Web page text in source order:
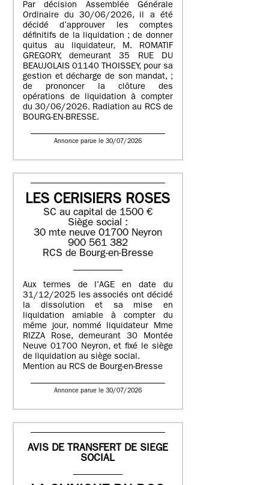
Par décision Assemblée Générale
Ordinaire du 30/06/2026, il a été
décidé d’approuver les comptes
définitifs de la liquidation ; de donner
quitus au liquidateur, M. ROMATIF
GREGORY, demeurant 35 RUE DU
BEAUJOLAIS 01140 THOISSEY, pour sa
gestion et décharge de son mandat, ;
de prononcer la clôture des
opérations de liquidation à compter
du 30/06/2026. Radiation au RCS de
BOURG-EN-BRESSE.
Annonce parue le 30/07/2026
LES CERISIERS ROSES
SC au capital de 1500 €
Siège social :
30 mte neuve 01700 Neyron
900 561 382
RCS de Bourg-en-Bresse
Aux termes de l’AGE en date du
31/12/2025 les associés ont décidé
la dissolution et sa mise en
liquidation amiable à compter du
même jour, nommé liquidateur Mme
RIZZA Rose, demeurant 30 Montée
Neuve 01700 Neyron, et fixé le siège
de liquidation au siège social.
Mention au RCS de Bourg-en-Bresse
Annonce parue le 30/07/2026
AVIS DE TRANSFERT DE SIEGE
SOCIAL